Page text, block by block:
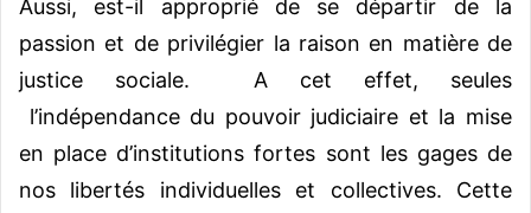
Aussi, est-il approprié de se départir de la
passion et de privilégier la raison en matière de
justice sociale. A cet effet, seules
l’indépendance du pouvoir judiciaire et la mise
en place d’institutions fortes sont les gages de
nos libertés individuelles et collectives. Cette